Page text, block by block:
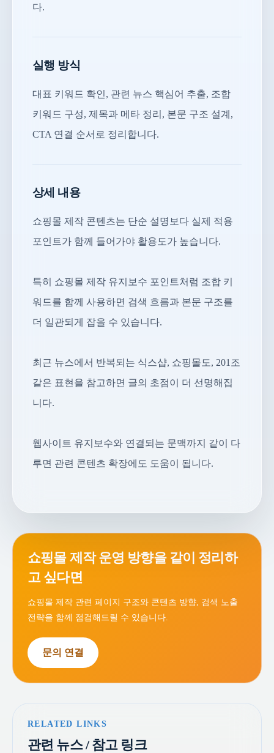
다.
실행 방식
대표 키워드 확인, 관련 뉴스 핵심어 추출, 조합
키워드 구성, 제목과 메타 정리, 본문 구조 설계,
CTA 연결 순서로 정리합니다.
상세 내용
쇼핑몰 제작 콘텐츠는 단순 설명보다 실제 적용
포인트가 함께 들어가야 활용도가 높습니다.
특히 쇼핑몰 제작 유지보수 포인트처럼 조합 키
워드를 함께 사용하면 검색 흐름과 본문 구조를
더 일관되게 잡을 수 있습니다.
최근 뉴스에서 반복되는 식스샵, 쇼핑몰도, 201조
같은 표현을 참고하면 글의 초점이 더 선명해집
니다.
웹사이트 유지보수와 연결되는 문맥까지 같이 다
루면 관련 콘텐츠 확장에도 도움이 됩니다.
쇼핑몰 제작 운영 방향을 같이 정리하
고 싶다면
쇼핑몰 제작 관련 페이지 구조와 콘텐츠 방향, 검색 노출
전략을 함께 점검해드릴 수 있습니다.
문의 연결
RELATED LINKS
관련 뉴스 / 참고 링크